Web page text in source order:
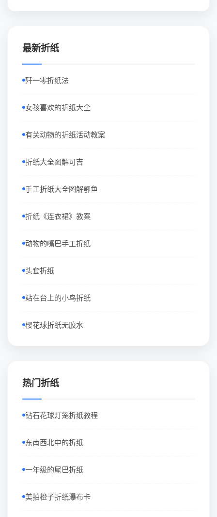
最新折纸
歼一零折纸法
女孩喜欢的折纸大全
有关动物的折纸活动教案
折纸大全图解可吉
手工折纸大全图解卾鱼
折纸《连衣裙》教案
动物的嘴巴手工折纸
头套折纸
站在台上的小鸟折纸
樱花球折纸无胶水
热门折纸
钻石花球灯笼折纸教程
东南西北中的折纸
一年级的尾巴折纸
美拍橙子折纸瀑布卡